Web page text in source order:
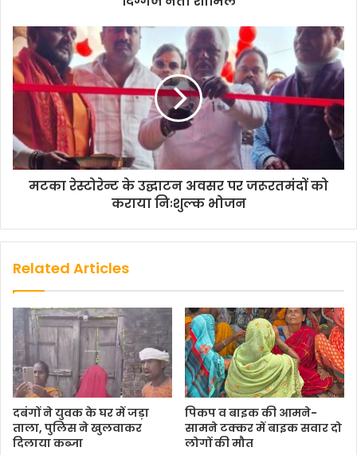
मटका रेस्टोरेन्ट के उद्घाटन अवसर पर जरूरतमंदों को
कराया निःशुल्क भोजन
Related Articles
दबंगों ने युवक के घर में जड़ा
ताला, पुलिस ने खुलवाकर
दिलाया कब्जा
पिकप व बाइक की आमने-
सामने टक्कर में बाइक सवार दो
लोगों की मौत